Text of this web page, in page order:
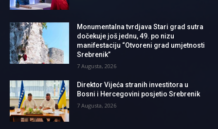
Monumentalna tvrdjava Stari grad sutra
dočekuje još jednu, 49. po nizu
manifestaciju “Otvoreni grad umjetnosti
Srebrenik”
7 Augusta, 2026
Direktor Vijeća stranih investitora u
Bosni i Hercegovini posjetio Srebrenik
7 Augusta, 2026